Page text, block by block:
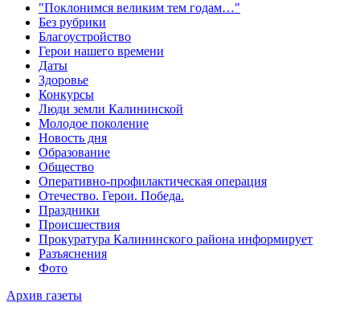
"Поклонимся великим тем годам…"
Без рубрики
Благоустройство
Герои нашего времени
Даты
Здоровье
Конкурсы
Люди земли Калининской
Молодое поколение
Новость дня
Образование
Общество
Оперативно-профилактическая операция
Отечество. Герои. Победа.
Праздники
Происшествия
Прокуратура Калининского района информирует
Разъяснения
Фото
Архив газеты